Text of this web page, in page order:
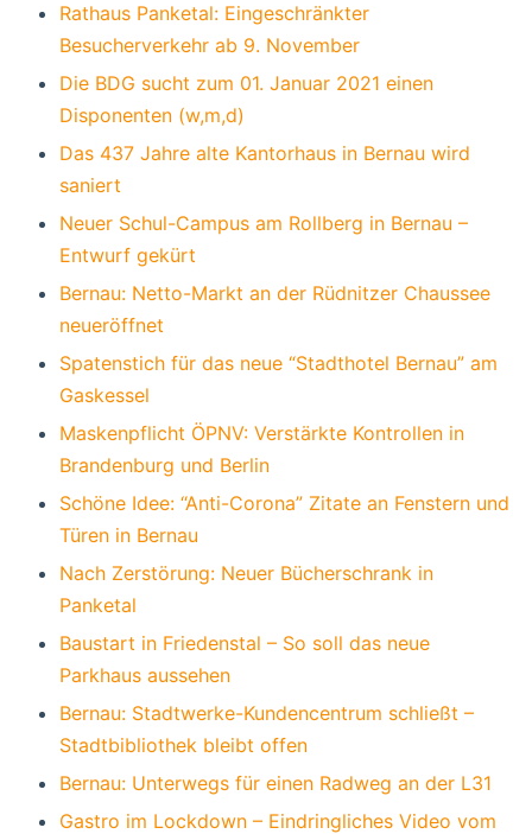
Rathaus Panketal: Eingeschränkter
Besucherverkehr ab 9. November
Die BDG sucht zum 01. Januar 2021 einen
Disponenten (w,m,d)
Das 437 Jahre alte Kantorhaus in Bernau wird
saniert
Neuer Schul-Campus am Rollberg in Bernau –
Entwurf gekürt
Bernau: Netto-Markt an der Rüdnitzer Chaussee
neueröffnet
Spatenstich für das neue “Stadthotel Bernau” am
Gaskessel
Maskenpflicht ÖPNV: Verstärkte Kontrollen in
Brandenburg und Berlin
Schöne Idee: “Anti-Corona” Zitate an Fenstern und
Türen in Bernau
Nach Zerstörung: Neuer Bücherschrank in
Panketal
Baustart in Friedenstal – So soll das neue
Parkhaus aussehen
Bernau: Stadtwerke-Kundencentrum schließt –
Stadtbibliothek bleibt offen
Bernau: Unterwegs für einen Radweg an der L31
Gastro im Lockdown – Eindringliches Video vom